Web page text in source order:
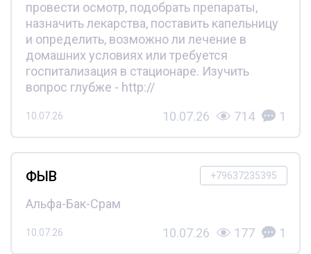
провести осмотр, подобрать препараты,
назначить лекарства, поставить капельницу
и определить, возможно ли лечение в
домашних условиях или требуется
госпитализация в стационаре. Изучить
вопрос глубже - http://
10.07.26 10.07.26 714 1
+79637235395
ФЫВ
Альфа-Бак-Срам
10.07.26 10.07.26 177 1